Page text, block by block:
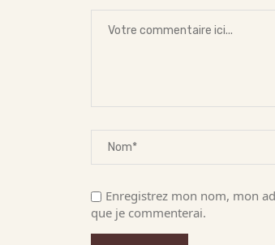
Enregistrez mon nom, mon
que je commenterai.